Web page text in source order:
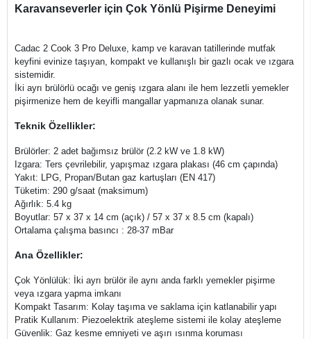
Karavanseverler için Çok Yönlü Pişirme Deneyimi
Cadac 2 Cook 3 Pro Deluxe, kamp ve karavan tatillerinde mutfak
keyfini evinize taşıyan, kompakt ve kullanışlı bir gazlı ocak ve ızgara
sistemidir.
İki ayrı brülörlü ocağı ve geniş ızgara alanı ile hem lezzetli yemekler
pişirmenize hem de keyifli mangallar yapmanıza olanak sunar.
Teknik Özellikler:
Brülörler: 2 adet bağımsız brülör (2.2 kW ve 1.8 kW)
Izgara: Ters çevrilebilir, yapışmaz ızgara plakası (46 cm çapında)
Yakıt: LPG, Propan/Butan gaz kartuşları (EN 417)
Tüketim: 290 g/saat (maksimum)
Ağırlık: 5.4 kg
Boyutlar: 57 x 37 x 14 cm (açık) / 57 x 37 x 8.5 cm (kapalı)
Ortalama çalışma basıncı : 28-37 mBar
Ana Özellikler:
Çok Yönlülük: İki ayrı brülör ile aynı anda farklı yemekler pişirme
veya ızgara yapma imkanı
Kompakt Tasarım: Kolay taşıma ve saklama için katlanabilir yapı
Pratik Kullanım: Piezoelektrik ateşleme sistemi ile kolay ateşleme
Güvenlik: Gaz kesme emniyeti ve aşırı ısınma koruması